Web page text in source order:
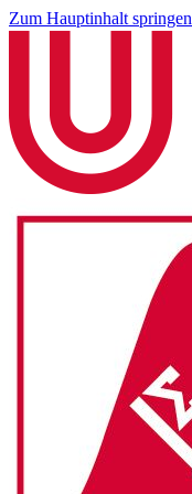
Zum Hauptinhalt springen